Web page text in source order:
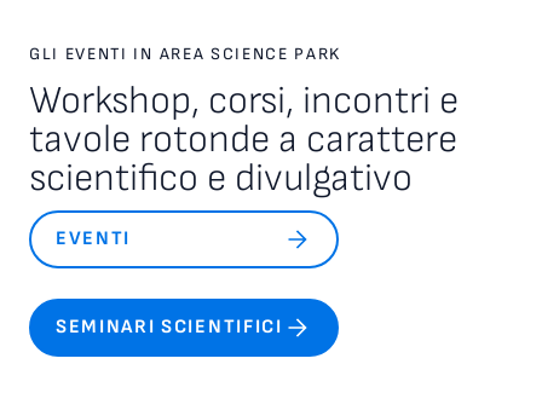
GLI EVENTI IN AREA SCIENCE PARK
Workshop, corsi, incontri e
tavole rotonde a carattere
scientifico e divulgativo
EVENTI
SEMINARI SCIENTIFICI